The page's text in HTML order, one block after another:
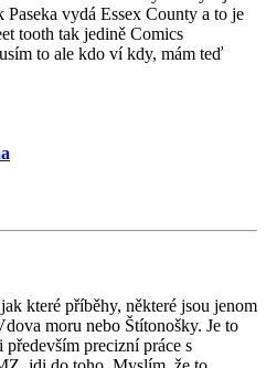
vydá Essex County a to je
tooth tak jedině Comics
to ale kdo ví kdy, mám teď
které příběhy, některé jsou jenom
moru nebo Štítonošky. Je to
precizní práce s